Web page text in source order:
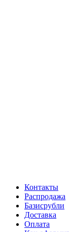
Контакты
Распродажа
Базисрубли
Доставка
Оплата